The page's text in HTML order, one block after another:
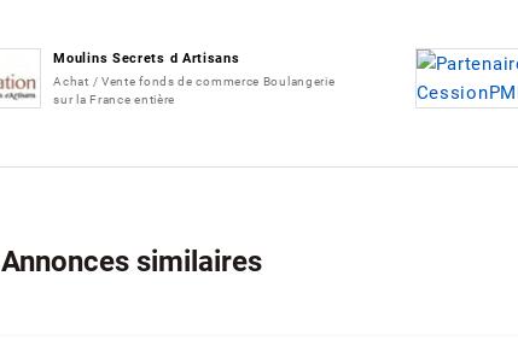
Moulins Secrets d Artisans
Achat / Vente fonds de commerce Boulangerie
sur la France entière
Annonces similaires